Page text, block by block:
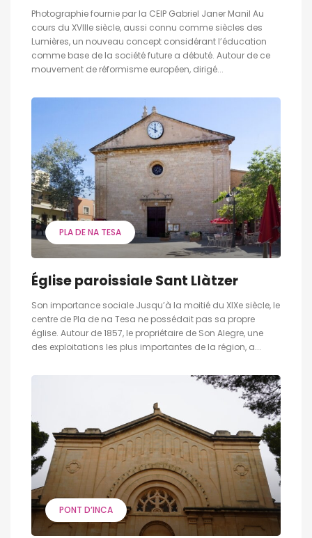
Photographie fournie par la CEIP Gabriel Janer Manil Au
cours du XVIIIe siècle, aussi connu comme siècles des
Lumières, un nouveau concept considérant l’éducation
comme base de la société future a débuté. Autour de ce
mouvement de réformisme européen, dirigé...
PLA DE NA TESA
Église paroissiale Sant Llàtzer
Son importance sociale Jusqu’à la moitié du XIXe siècle, le
centre de Pla de na Tesa ne possédait pas sa propre
église. Autour de 1857, le propriétaire de Son Alegre, une
des exploitations les plus importantes de la région, a...
PONT D’INCA